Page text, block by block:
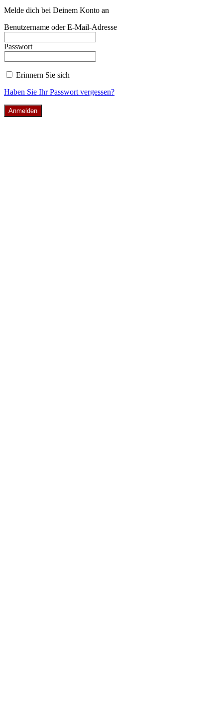
Melde dich bei Deinem Konto an
Benutzername oder E-Mail-Adresse
Passwort
Erinnern Sie sich
Haben Sie Ihr Passwort vergessen?